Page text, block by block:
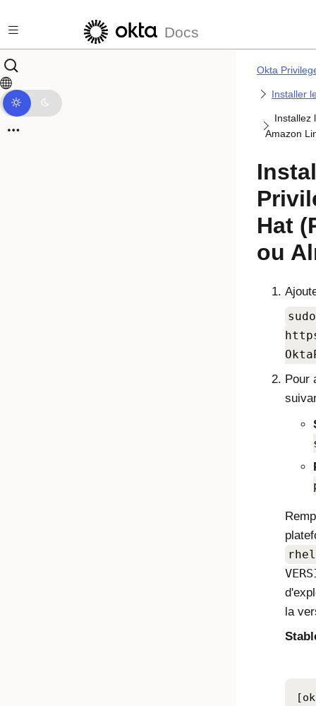
Docs
Okta
Installer
Installez
Amazon
Hat
ou
Pour
rhel
la